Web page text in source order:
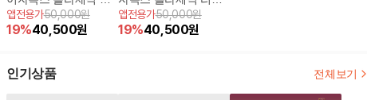
페어 단백질 크림 2단
지 + 스킨 트리트먼트 1
앱전용가50,000원
19%40,500원
어 단백질 크림 2단지 +
스킨 트리트먼트 1병
앱전용가50,000원
19%40,500원
인기상품 전체보기